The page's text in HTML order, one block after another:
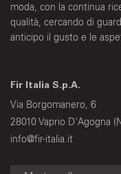
moda, con la continua
qualità, cercando di
anticipo il gusto e le
Fir Italia S.p.A.
Via Borgomanero, 6
28010 Vaprio D'Agogna
info@fir-italia.it